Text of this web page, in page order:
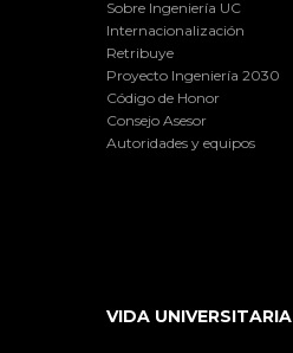
Sobre Ingeniería UC
Internacionalización
Retribuye
Proyecto Ingeniería 2030
Código de Honor
Consejo Asesor
Autoridades y equipos
VIDA UNIVERSITARIA